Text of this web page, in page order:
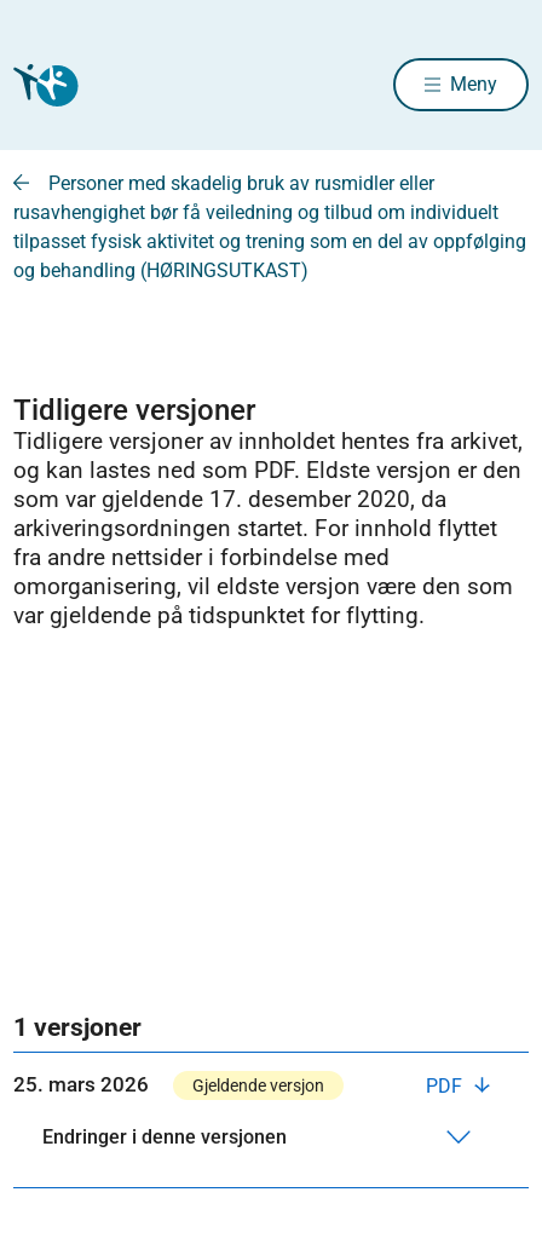
Meny
Personer med skadelig bruk av rusmidler eller
rusavhengighet bør få veiledning og tilbud om individuelt
tilpasset fysisk aktivitet og trening som en del av oppfølging
og behandling (HØRINGSUTKAST)
Tidligere versjoner
Tidligere versjoner av innholdet hentes fra arkivet,
og kan lastes ned som PDF. Eldste versjon er den
som var gjeldende 17. desember 2020, da
arkiveringsordningen startet. For innhold flyttet
fra andre nettsider i forbindelse med
omorganisering, vil eldste versjon være den som
var gjeldende på tidspunktet for flytting.
1 versjoner
PDF
25. mars 2026 Gjeldende versjon
Endringer i denne versjonen